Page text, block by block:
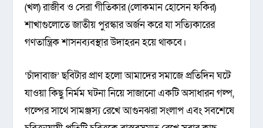
(খল) রাজীব ও সেরা গীতিকার (লোকমান হোসেন ফকির)
শাখাগুলোতে জাতীয় পুরস্কার অর্জন করে যা সত্যিকারের
গণতান্ত্রিক শাসনব্যবস্থার উদাহরন হয়ে থাকবে।
‘চাঁদাবাজ’ ছবিটার প্রাণ হলো আমাদের সমাজে প্রতিদিন ঘটে
যাওয়া কিছু নির্মম ঘটনা নিয়ে সাজানো একটি অসাধারন গল্প,
গল্পের সাথে সামঞ্জস্য রেখে আগুনঝরা সংলাপ এবং সবশেষে